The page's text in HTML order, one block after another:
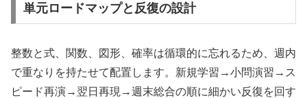
単元ロードマップと反復の設計
整数と式、関数、図形、確率は循環的に忘れるため、週内
で重なりを持たせて配置します。新規学習→小問演習→ス
ピード再演→翌日再現→週末総合の順に細かい反復を回す